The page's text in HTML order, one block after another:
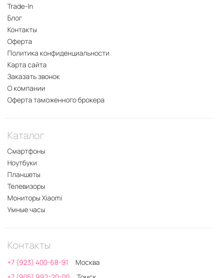
Trade-In
Блог
Контакты
Оферта
Политика конфиденциальности
Карта сайта
Заказать звонок
О компании
Оферта таможенного брокера
Каталог
Смартфоны
Ноутбуки
Планшеты
Телевизоры
Мониторы Xiaomi
Умные часы
Контакты
+7 (923) 400-68-91
Москва